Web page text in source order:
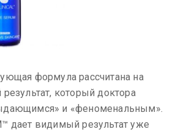
формула рассчитана на
который доктора
и «феноменальным».
дает видимый результат уже